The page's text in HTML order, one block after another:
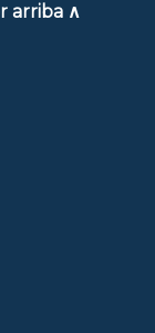
arriba ∧